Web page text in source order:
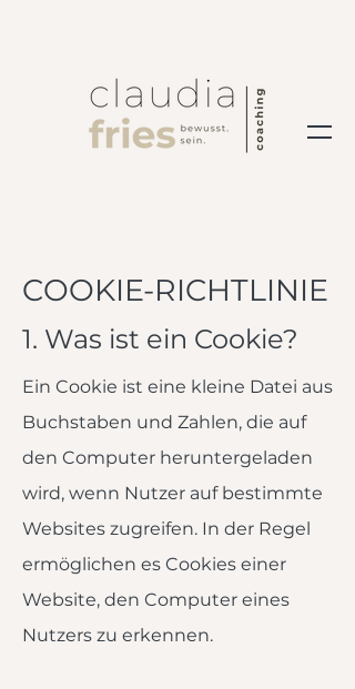
COOKIE-RICHTLINIE
1. Was ist ein Cookie?
Ein Cookie ist eine kleine Datei aus
Buchstaben und Zahlen, die auf
den Computer heruntergeladen
wird, wenn Nutzer auf bestimmte
Websites zugreifen. In der Regel
ermöglichen es Cookies einer
Website, den Computer eines
Nutzers zu erkennen.